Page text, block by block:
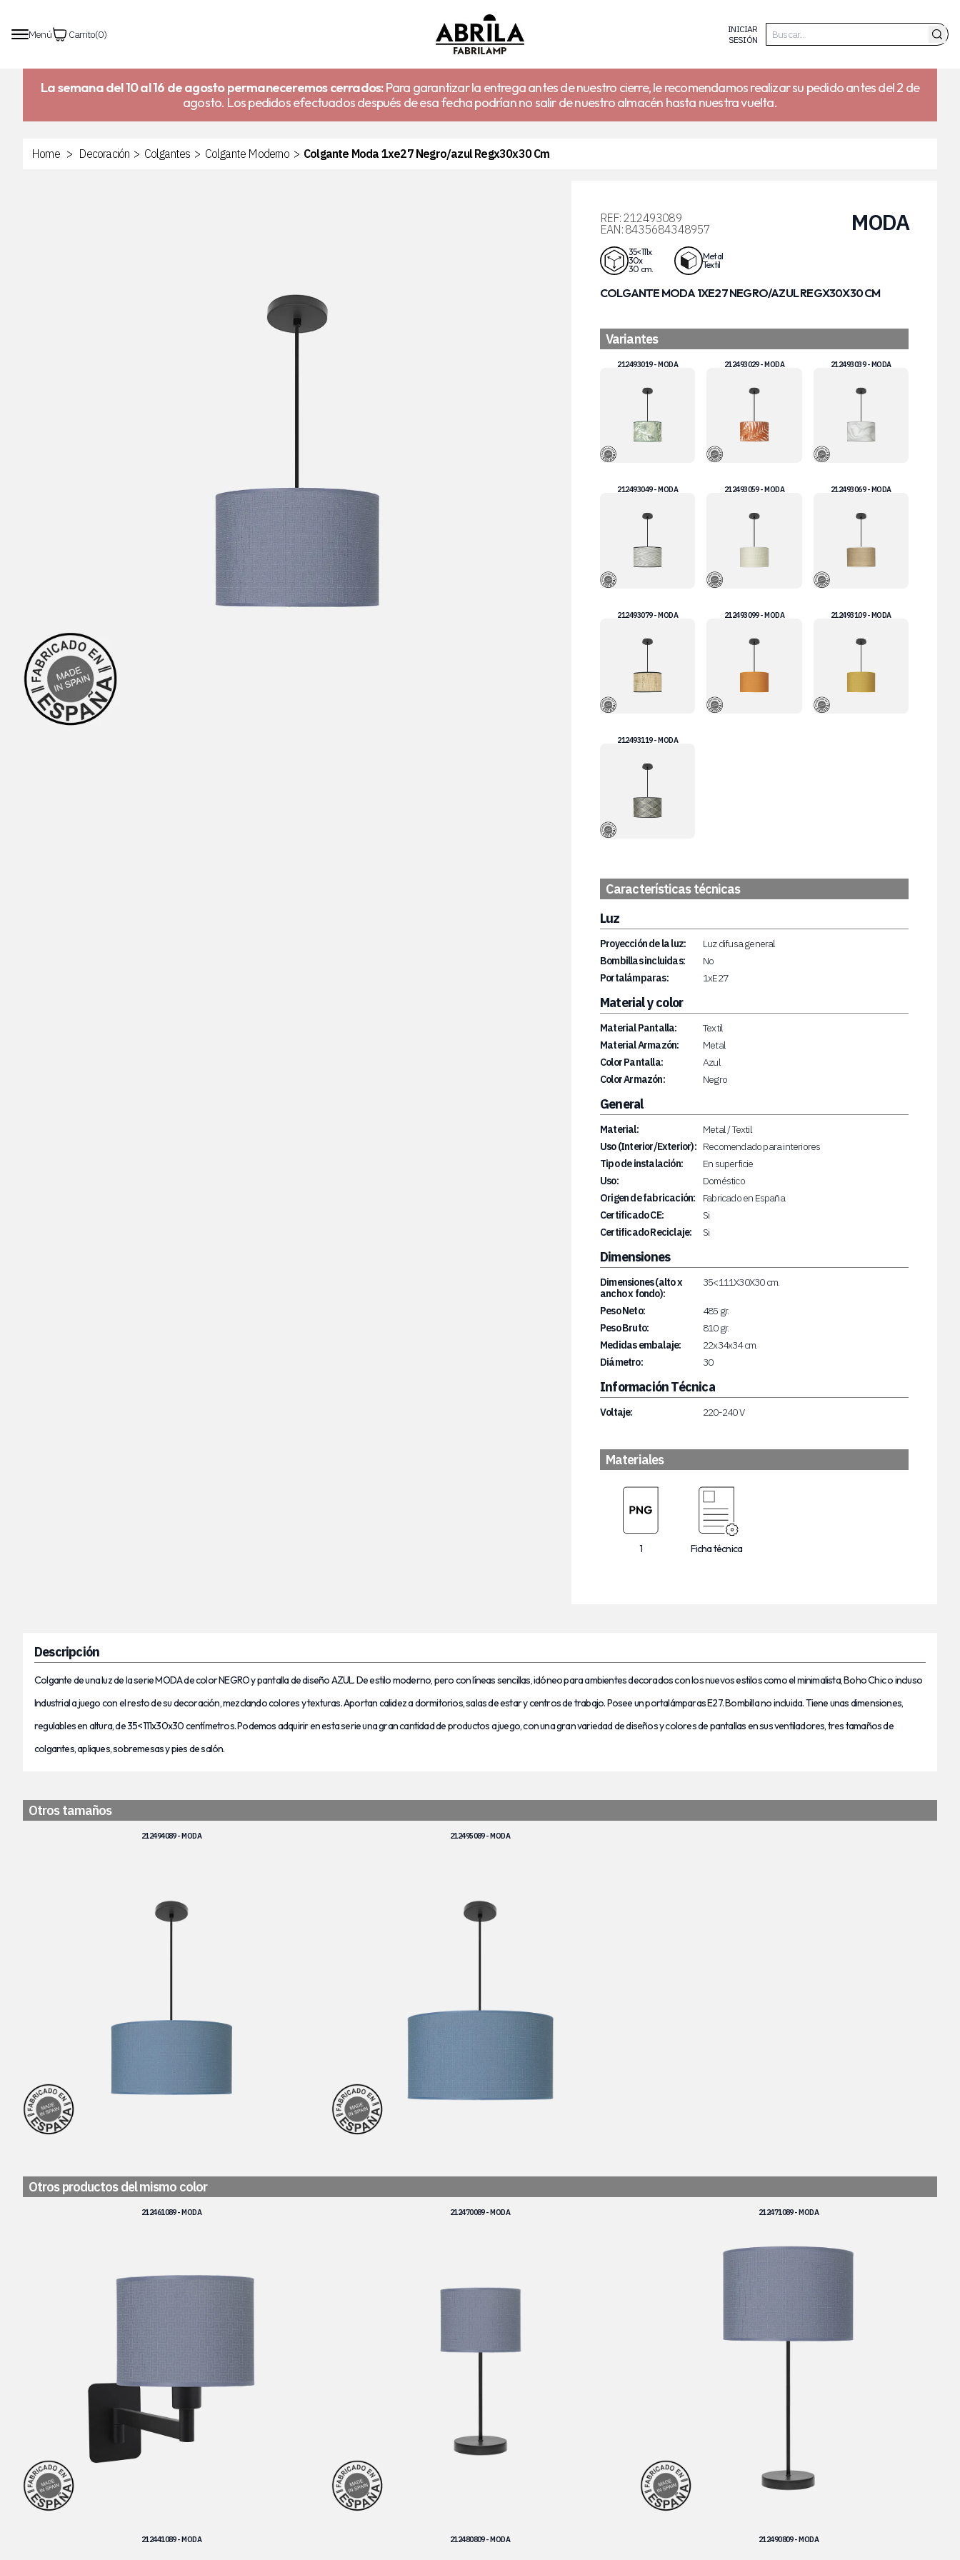
Menú Carrito(0)
INICIAR
SESIÓN
La semana del 10 al 16 de agosto permaneceremos cerrados:Para garantizar la entrega antes de nuestro cierre, le recomendamos realizar su pedido antes del 2 de
agosto. Los pedidos efectuados después de esa fecha podrían no salir de nuestro almacén hasta nuestra vuelta.
Home > Decoración > Colgantes > Colgante Moderno > Colgante Moda 1xe27 Negro/azul Regx30x30 Cm
MODA
REF: 212493089
EAN: 8435684348957
35<111x
30x
30 cm.
Metal
Textil
COLGANTE MODA 1XE27 NEGRO/AZUL REGX30X30 CM
Variantes
212493019 - MODA 212493029 - MODA 212493039 - MODA
212493049 - MODA 212493059 - MODA 212493069 - MODA
212493079 - MODA 212493099 - MODA 212493109 - MODA
212493119 - MODA
Características técnicas
Luz
Proyección de la luz:
Luz difusa general
Bombillas incluidas:
No
Portalámparas:
1xE27
Material y color
Material Pantalla:
Textil
Material Armazón:
Metal
Color Pantalla:
Azul
Color Armazón:
Negro
General
Material:
Metal / Textil
Uso (Interior/Exterior): Recomendado para interiores
Tipo de instalación:
En superficie
Uso:
Doméstico
Origen de fabricación:
Fabricado en España
Certificado CE:
Si
Certificado Reciclaje:
Si
Dimensiones
Dimensiones (alto x
ancho x fondo):
35<111X30X30 cm.
Peso Neto:
485 gr.
Peso Bruto:
810 gr.
Medidas embalaje:
22x34x34 cm.
Diámetro:
30
Información Técnica
Voltaje: 220-240 V
Materiales
1 Ficha técnica
Descripción
Colgante de una luzde la serie MODA de color NEGRO y pantalla de diseño AZUL. De estilo moderno, pero con líneas sencillas, idóneo para ambientes decorados con los nuevos estilos como el minimalista, Boho Chic o incluso
Industrial a juego con el resto de su decoración, mezclando colores y texturas. Aportan calidez a dormitorios, salas de estar y centros de trabajo. Posee un portalámparas E27. Bombilla no incluida. Tiene unas dimensiones,
regulables en altura, de35<111x30x30centímetros. Podemos adquirir en esta serie una gran cantidad de productos a juego, con una gran variedad de diseños y colores de pantallas en sus ventiladores, tres tamaños de
colgantes, apliques, sobremesas y pies de salón.
Otros tamaños
212494089 - MODA 212495089 - MODA
Otros productos del mismo color
212461089 - MODA 212470089 - MODA 212471089 - MODA
212441089 - MODA 212480809 - MODA 212490809 - MODA